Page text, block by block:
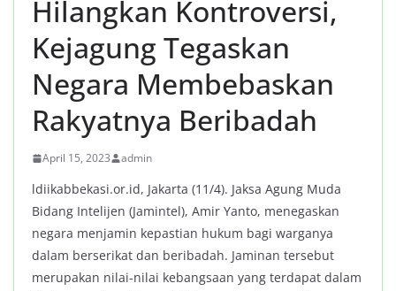
Hilangkan Kontroversi,
Kejagung Tegaskan
Negara Membebaskan
Rakyatnya Beribadah
April 15, 2023 admin
ldiikabbekasi.or.id, Jakarta (11/4). Jaksa Agung Muda
Bidang Intelijen (Jamintel), Amir Yanto, menegaskan
negara menjamin kepastian hukum bagi warganya
dalam berserikat dan beribadah. Jaminan tersebut
merupakan nilai-nilai kebangsaan yang terdapat dalam